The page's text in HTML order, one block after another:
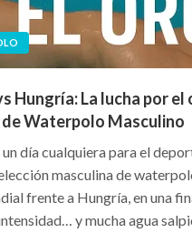
Hungría: La lucha por el
Waterpolo Masculino
día cualquiera para el
masculina de
frente a Hungría, en una
y mucha agua